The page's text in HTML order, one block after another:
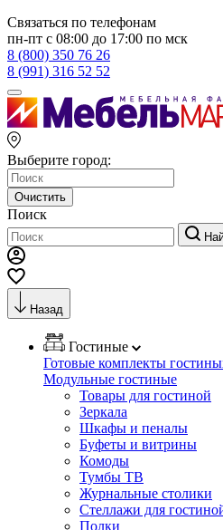
Связаться по телефонам
пн-пт с 08:00 до 17:00 по мск
8 (800) 350 76 26
8 (991) 316 52 52
Выберите город:
Очистить
Поиск
Назад
Гостиные
Готовые комплекты
Модульные гостиные
Товары для гостиной
Зеркала
Шкафы и пеналы
Буфеты и витрины
Комоды
Тумбы ТВ
Журнальные столики
Стеллажи для
Полки